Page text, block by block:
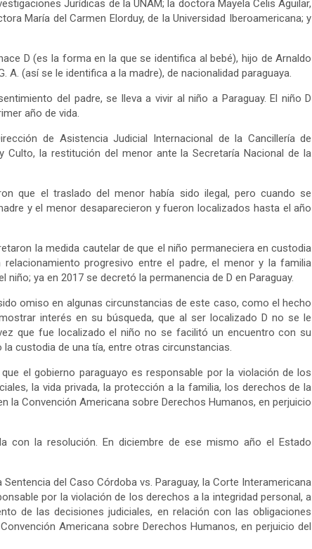
Jurídicas de la UNAM; la doctora Mayela Celis Aguilar,
María del Carmen Elorduy, de la Universidad Iberoamericana; y
D (es la forma en la que se identifica al bebé), hijo de Arnaldo
A. (así se le identifica a la madre), de nacionalidad paraguaya.
del padre, se lleva a vivir al niño a Paraguay. El niño D
año de vida.
de Asistencia Judicial Internacional de la Cancillería de
Culto, la restitución del menor ante la Secretaría Nacional de la
que el traslado del menor había sido ilegal, pero cuando se
y el menor desaparecieron y fueron localizados hasta el año
la medida cautelar de que el niño permaneciera en custodia
progresivo entre el padre, el menor y la familia
ya en 2017 se decretó la permanencia de D en Paraguay.
omiso en algunas circunstancias de este caso, como el hecho
interés en su búsqueda, que al ser localizado D no se le
que fue localizado el niño no se facilitó un encuentro con su
custodia de una tía, entre otras circunstancias.
el gobierno paraguayo es responsable por la violación de los
la vida privada, la protección a la familia, los derechos de la
la Convención Americana sobre Derechos Humanos, en perjuicio
con la resolución. En diciembre de ese mismo año el Estado
Sentencia del Caso Córdoba vs. Paraguay, la Corte Interamericana
por la violación de los derechos a la integridad personal, a
de las decisiones judiciales, en relación con las obligaciones
Americana sobre Derechos Humanos, en perjuicio del